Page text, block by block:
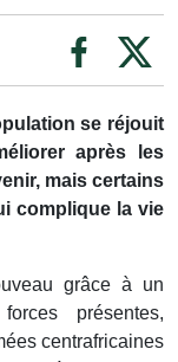
se réjouit
après les
mais certains
complique la vie
grâce à un
présentes,
centrafricaines